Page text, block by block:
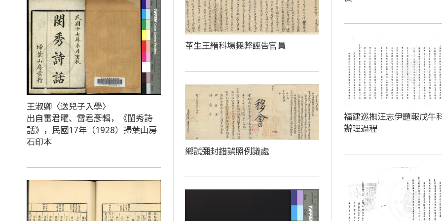
革生王縉科場舞弊誣告官員
王淑卿〈送兒子入學〉
出自雷君曜、雷君彥輯，《閨秀詩
話》，民國17年（1928）掃葉山房
石印本
福建巡撫汪志伊題報戊午
辦理過程
鄉試彌封錯誤照例議處